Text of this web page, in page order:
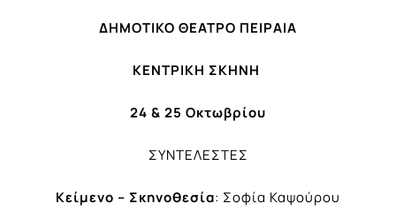
ΔΗΜΟΤΙΚΟ ΘΕΑΤΡΟ ΠΕΙΡΑΙΑ
ΚΕΝΤΡΙΚΗ ΣΚΗΝΗ
24 & 25 Οκτωβρίου
ΣΥΝΤΕΛΕΣΤΕΣ
Κείμενο – Σκηνοθεσία: Σοφία Καψούρου